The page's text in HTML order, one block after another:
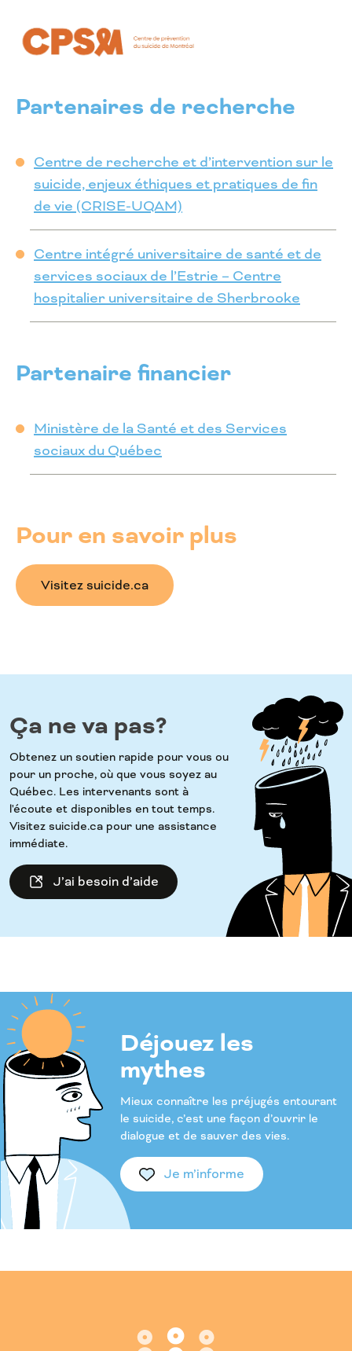
Partenaires de recherche
Centre de recherche et d’intervention sur le
suicide, enjeux éthiques et pratiques de fin
de vie (CRISE-UQAM)
Centre intégré universitaire de santé et de
services sociaux de l’Estrie – Centre
hospitalier universitaire de Sherbrooke
Partenaire financier
Ministère de la Santé et des Services
sociaux du Québec
Pour en savoir plus
Visitez suicide.ca
Ça ne va pas?
Obtenez un soutien rapide pour vous ou
pour un proche, où que vous soyez au
Québec. Les intervenants sont à
l'écoute et disponibles en tout temps.
Visitez suicide.ca pour une assistance
immédiate.
J’ai besoin d’aide
Déjouez les
mythes
Mieux connaître les préjugés entourant
le suicide, c’est une façon d’ouvrir le
dialogue et de sauver des vies.
Je m’informe